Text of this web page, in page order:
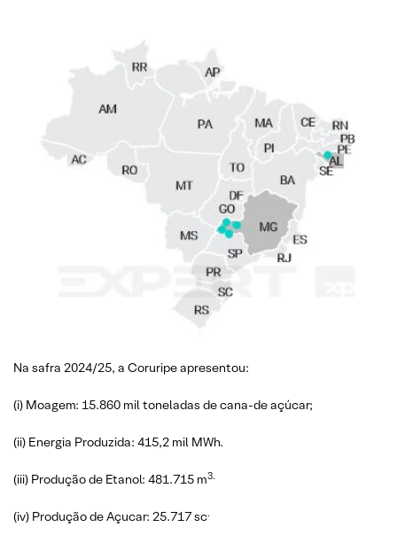
Na safra 2024/25, a Coruripe apresentou:
(i) Moagem: 15.860 mil toneladas de cana-de açúcar;
(ii) Energia Produzida: 415,2 mil MWh.
(iii) Produção de Etanol: 481.715 m3.
(iv) Produção de Açucar: 25.717 sc.